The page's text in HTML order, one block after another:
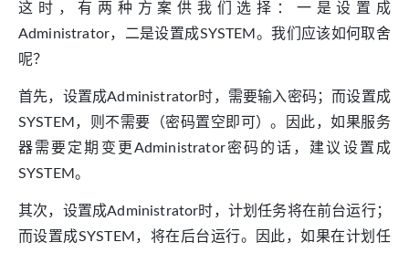
这时，有两种方案供我们选择：一是设置成
Administrator，二是设置成SYSTEM。我们应该如何取舍
呢？
首先，设置成Administrator时，需要输入密码；而设置成
SYSTEM，则不需要（密码置空即可）。因此，如果服务
器需要定期变更Administrator密码的话，建议设置成
SYSTEM。
其次，设置成Administrator时，计划任务将在前台运行；
而设置成SYSTEM，将在后台运行。因此，如果在计划任